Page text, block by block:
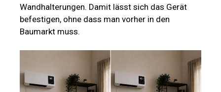
Wandhalterungen. Damit lässt sich das Gerät
befestigen, ohne dass man vorher in den
Baumarkt muss.